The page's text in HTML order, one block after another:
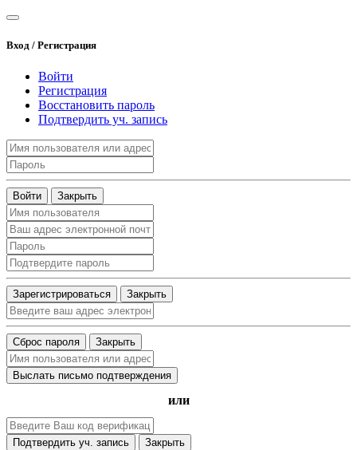
Вход / Регистрация
Войти
Регистрация
Восстановить пароль
Подтвердить уч. запись
Войти Закрыть
Зарегистрироваться Закрыть
Сброс пароля Закрыть
Выслать письмо подтверждения
или
Подтвердить уч. запись
Закрыть